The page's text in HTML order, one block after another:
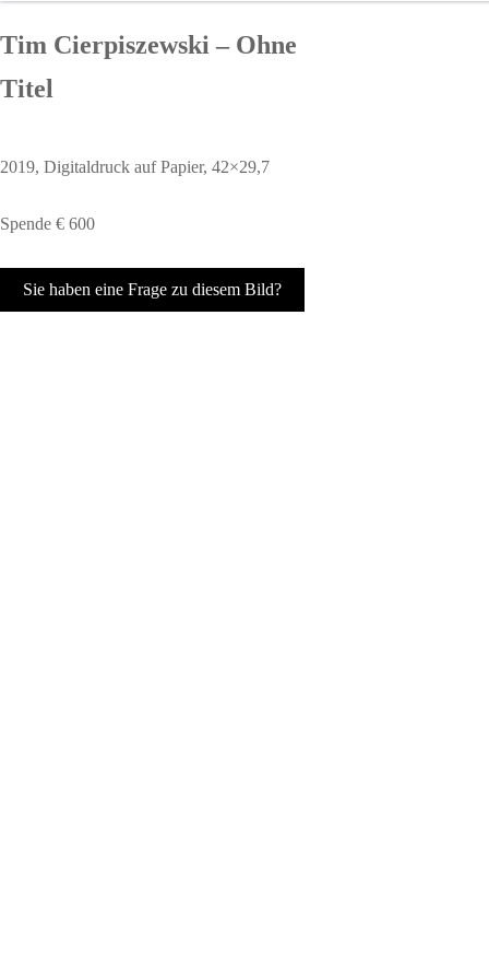
Tim Cierpiszewski – Ohne
Titel
2019, Digitaldruck auf Papier, 42×29,7
Spende € 600
Sie haben eine Frage zu diesem Bild?